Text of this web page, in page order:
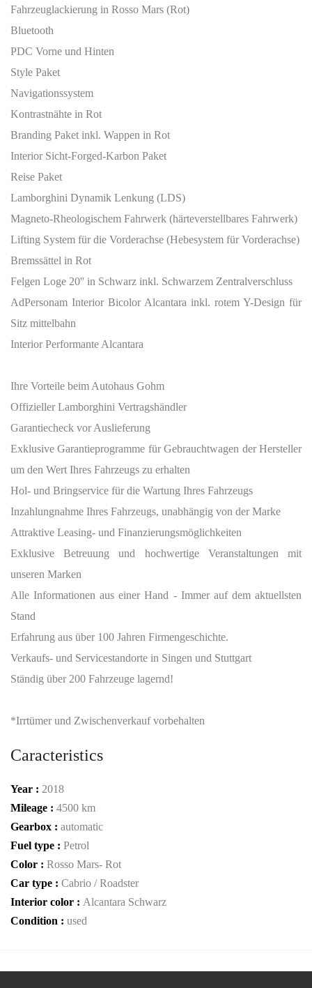
Fahrzeuglackierung in Rosso Mars (Rot)
Bluetooth
PDC Vorne und Hinten
Style Paket
Navigationssystem
Kontrastnähte in Rot
Branding Paket inkl. Wappen in Rot
Interior Sicht-Forged-Karbon Paket
Reise Paket
Lamborghini Dynamik Lenkung (LDS)
Magneto-Rheologischem Fahrwerk (härteverstellbares Fahrwerk)
Lifting System für die Vorderachse (Hebesystem für Vorderachse)
Bremssättel in Rot
Felgen Loge 20'' in Schwarz inkl. Schwarzem Zentralverschluss
AdPersonam Interior Bicolor Alcantara inkl. rotem Y-Design für
Sitz mittelbahn
Interior Performante Alcantara
Ihre Vorteile beim Autohaus Gohm
Offizieller Lamborghini Vertragshändler
Garantiecheck vor Auslieferung
Exklusive Garantieprogramme für Gebrauchtwagen der Hersteller
um den Wert Ihres Fahrzeugs zu erhalten
Hol- und Bringservice für die Wartung Ihres Fahrzeugs
Inzahlungnahme Ihres Fahrzeugs, unabhängig von der Marke
Attraktive Leasing- und Finanzierungsmöglichkeiten
Exklusive Betreuung und hochwertige Veranstaltungen mit
unseren Marken
Alle Informationen aus einer Hand - Immer auf dem aktuellsten
Stand
Erfahrung aus über 100 Jahren Firmengeschichte.
Verkaufs- und Servicestandorte in Singen und Stuttgart
Ständig über 200 Fahrzeuge lagernd!
*Irrtümer und Zwischenverkauf vorbehalten
Caracteristics
Year : 2018
Mileage : 4500 km
Gearbox : automatic
Fuel type : Petrol
Color : Rosso Mars- Rot
Car type : Cabrio / Roadster
Interior color : Alcantara Schwarz
Condition : used